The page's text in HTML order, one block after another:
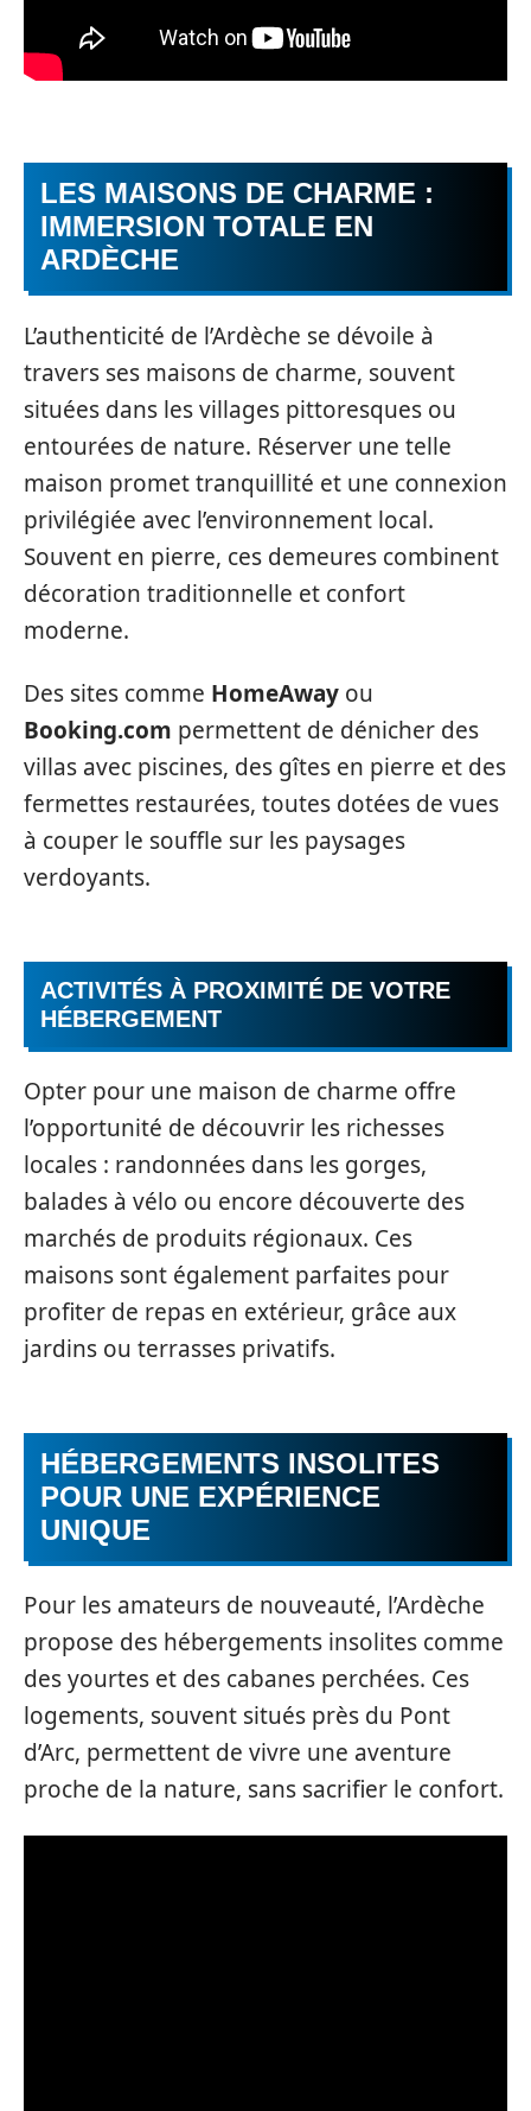
LES MAISONS DE CHARME :
IMMERSION TOTALE EN
ARDÈCHE
L’authenticité de l’Ardèche se dévoile à
travers ses maisons de charme, souvent
situées dans les villages pittoresques ou
entourées de nature. Réserver une telle
maison promet tranquillité et une connexion
privilégiée avec l’environnement local.
Souvent en pierre, ces demeures combinent
décoration traditionnelle et confort
moderne.
Des sites comme HomeAway ou
Booking.com permettent de dénicher des
villas avec piscines, des gîtes en pierre et des
fermettes restaurées, toutes dotées de vues
à couper le souffle sur les paysages
verdoyants.
ACTIVITÉS À PROXIMITÉ DE VOTRE
HÉBERGEMENT
Opter pour une maison de charme offre
l’opportunité de découvrir les richesses
locales : randonnées dans les gorges,
balades à vélo ou encore découverte des
marchés de produits régionaux. Ces
maisons sont également parfaites pour
profiter de repas en extérieur, grâce aux
jardins ou terrasses privatifs.
HÉBERGEMENTS INSOLITES
POUR UNE EXPÉRIENCE
UNIQUE
Pour les amateurs de nouveauté, l’Ardèche
propose des hébergements insolites comme
des yourtes et des cabanes perchées. Ces
logements, souvent situés près du Pont
d’Arc, permettent de vivre une aventure
proche de la nature, sans sacrifier le confort.